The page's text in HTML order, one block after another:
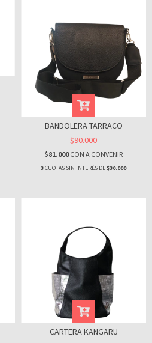
BANDOLERA TARRACO
$90.000
$81.000CON A CONVENIR
3CUOTAS SIN INTERÉS DE$30.000
CARTERA KANGARU